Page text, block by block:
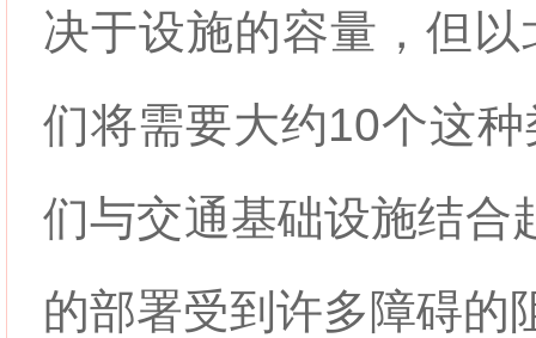
决于设施的容量，但
们将需要大约10个这
们与交通基础设施结合
的部署受到许多障碍的